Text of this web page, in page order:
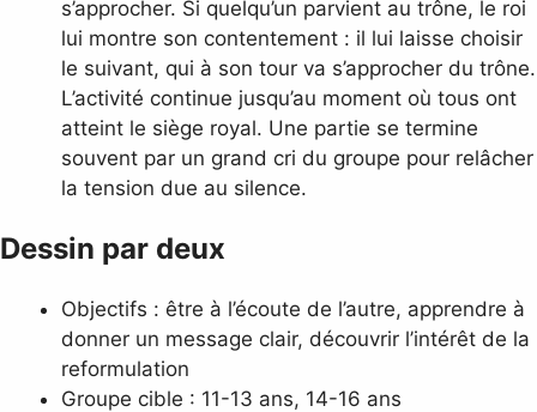
s’approcher. Si quelqu’un parvient au trône, le roi
lui montre son contentement : il lui laisse choisir
le suivant, qui à son tour va s’approcher du trône.
L’activité continue jusqu’au moment où tous ont
atteint le siège royal. Une partie se termine
souvent par un grand cri du groupe pour relâcher
la tension due au silence.
Dessin par deux
Objectifs : être à l’écoute de l’autre, apprendre à
donner un message clair, découvrir l’intérêt de la
reformulation
Groupe cible : 11-13 ans, 14-16 ans